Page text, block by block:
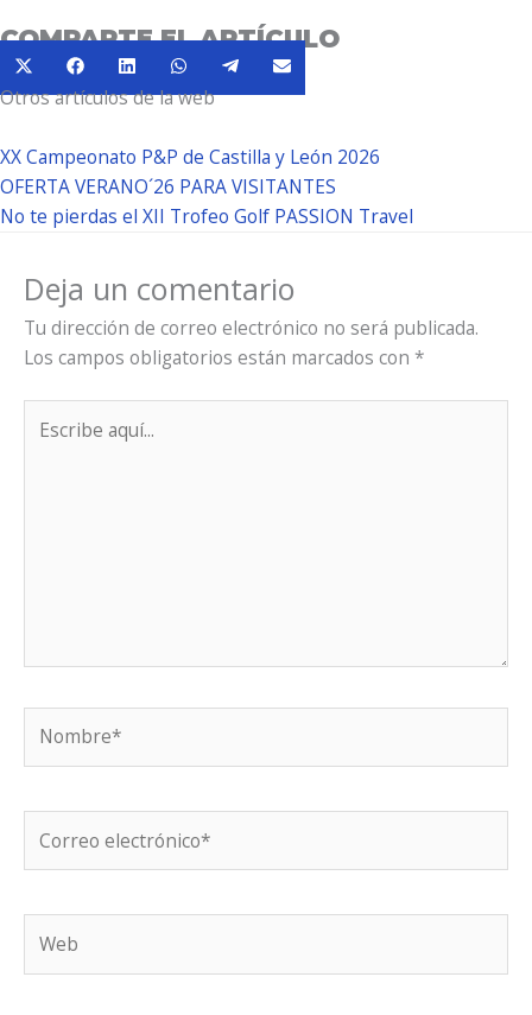
COMPARTE EL ARTÍCULO
Compartir
en
(Twitter)
Compartir
en
FacebookCompartir
en
LinkedInCompartir
en
WhatsAppCompartir
en
TelegramCompartir
en
Otros artículos de la web
XX Campeonato P&P de Castilla y León 2026
OFERTA VERANO´26 PARA VISITANTES
No te pierdas el XII Trofeo Golf PASSION Travel
Deja un comentario
Tu dirección de correo electrónico no será publicada.
Los campos obligatorios están marcados con *
aquí...
electrónico*